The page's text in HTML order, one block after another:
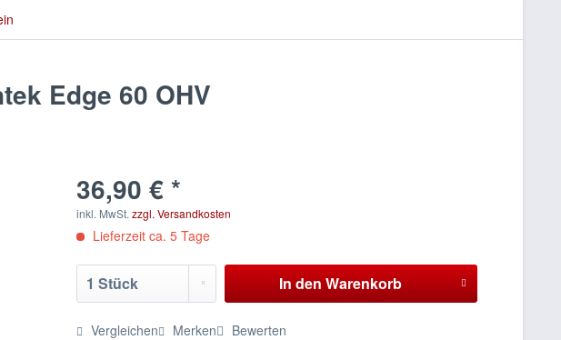
Edge 60 OHV
36,90 € *
inkl. MwSt.zzgl. Versandkosten
Lieferzeit ca. 5 Tage
In den Warenkorb
Vergleichen Merken Bewerten